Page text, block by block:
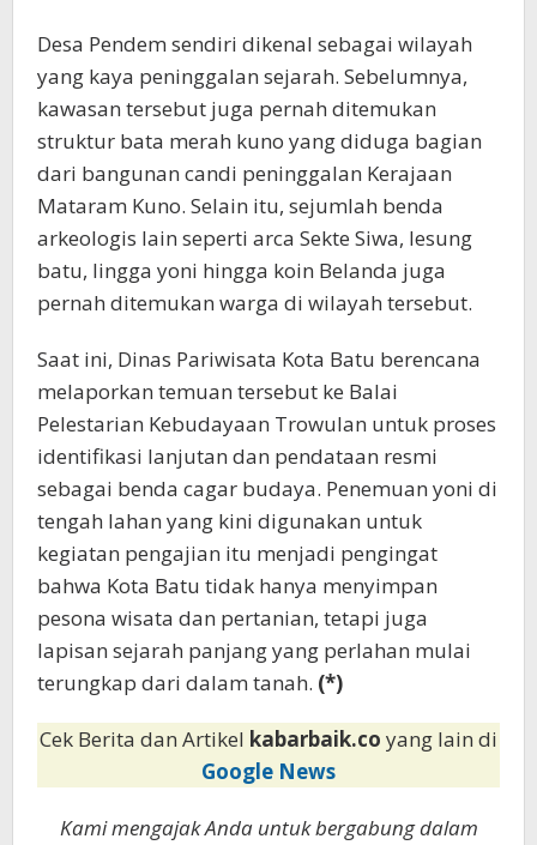
Desa Pendem sendiri dikenal sebagai wilayah
yang kaya peninggalan sejarah. Sebelumnya,
kawasan tersebut juga pernah ditemukan
struktur bata merah kuno yang diduga bagian
dari bangunan candi peninggalan Kerajaan
Mataram Kuno. Selain itu, sejumlah benda
arkeologis lain seperti arca Sekte Siwa, lesung
batu, lingga yoni hingga koin Belanda juga
pernah ditemukan warga di wilayah tersebut.
Saat ini, Dinas Pariwisata Kota Batu berencana
melaporkan temuan tersebut ke Balai
Pelestarian Kebudayaan Trowulan untuk proses
identifikasi lanjutan dan pendataan resmi
sebagai benda cagar budaya. Penemuan yoni di
tengah lahan yang kini digunakan untuk
kegiatan pengajian itu menjadi pengingat
bahwa Kota Batu tidak hanya menyimpan
pesona wisata dan pertanian, tetapi juga
lapisan sejarah panjang yang perlahan mulai
terungkap dari dalam tanah. (*)
Cek Berita dan Artikel kabarbaik.co yang lain di
Google News
Kami mengajak Anda untuk bergabung dalam